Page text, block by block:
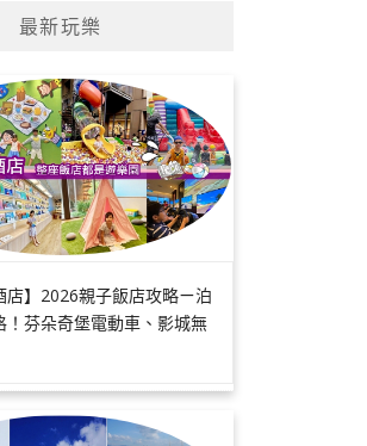
最新玩樂
店】2026親子飯店攻略ㄧ泊
！芬朵奇堡電動車、影城無